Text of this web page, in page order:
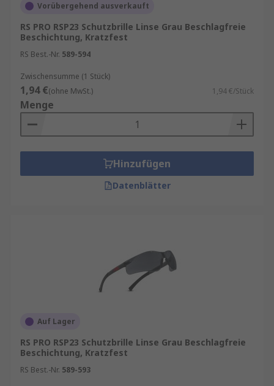
Vorübergehend ausverkauft
RS PRO RSP23 Schutzbrille Linse Grau Beschlagfreie
Beschichtung, Kratzfest
RS Best.-Nr. 589-594
Zwischensumme (1 Stück)
1,94 €(ohne MwSt.) 1,94 €/Stück
Menge
Hinzufügen
Datenblätter
Auf Lager
RS PRO RSP23 Schutzbrille Linse Grau Beschlagfreie
Beschichtung, Kratzfest
RS Best.-Nr. 589-593